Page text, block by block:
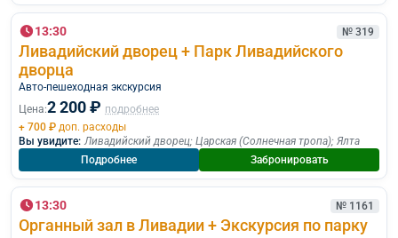
13:30 № 319
Ливадийский дворец + Парк Ливадийского
дворца
Авто-пешеходная экскурсия
Цена:2 200 ₽ подробнее
+ 700 ₽ доп. расходы
Вы увидите: Ливадийский дворец; Царская (Солнечная тропа); Ялта
Подробнее
Забронировать
13:30 № 1161
Органный зал в Ливадии + Экскурсия по парку